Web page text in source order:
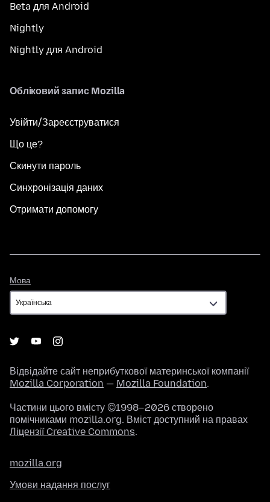
Beta для Android
Nightly
Nightly для Android
Обліковий запис Mozilla
Увійти/Зареєструватися
Що це?
Скинути пароль
Синхронізація даних
Отримати допомогу
Мова
Відвідайте сайт неприбуткової материнської компанії
Mozilla Corporation — Mozilla Foundation.
Частини цього вмісту ©1998–2026 створено
помічниками mozilla.org. Вміст доступний на правах
Ліцензії Creative Commons.
mozilla.org
Умови надання послуг